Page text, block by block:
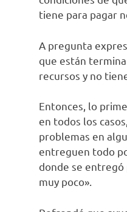
tiene para pagar
A pregunta
que están
recursos y no
Entonces, lo
en todos los
problemas en
entreguen todo
donde se entregó
muy poco».